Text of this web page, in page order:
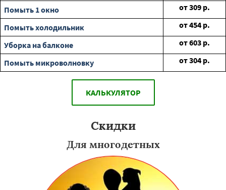
Помыть 1 окно
от309 р.
Помыть холодильник
от454 р.
Уборка на балконе
от603 р.
Помыть микроволновку
от304 р.
КАЛЬКУЛЯТОР
Скидки
Для многодетных